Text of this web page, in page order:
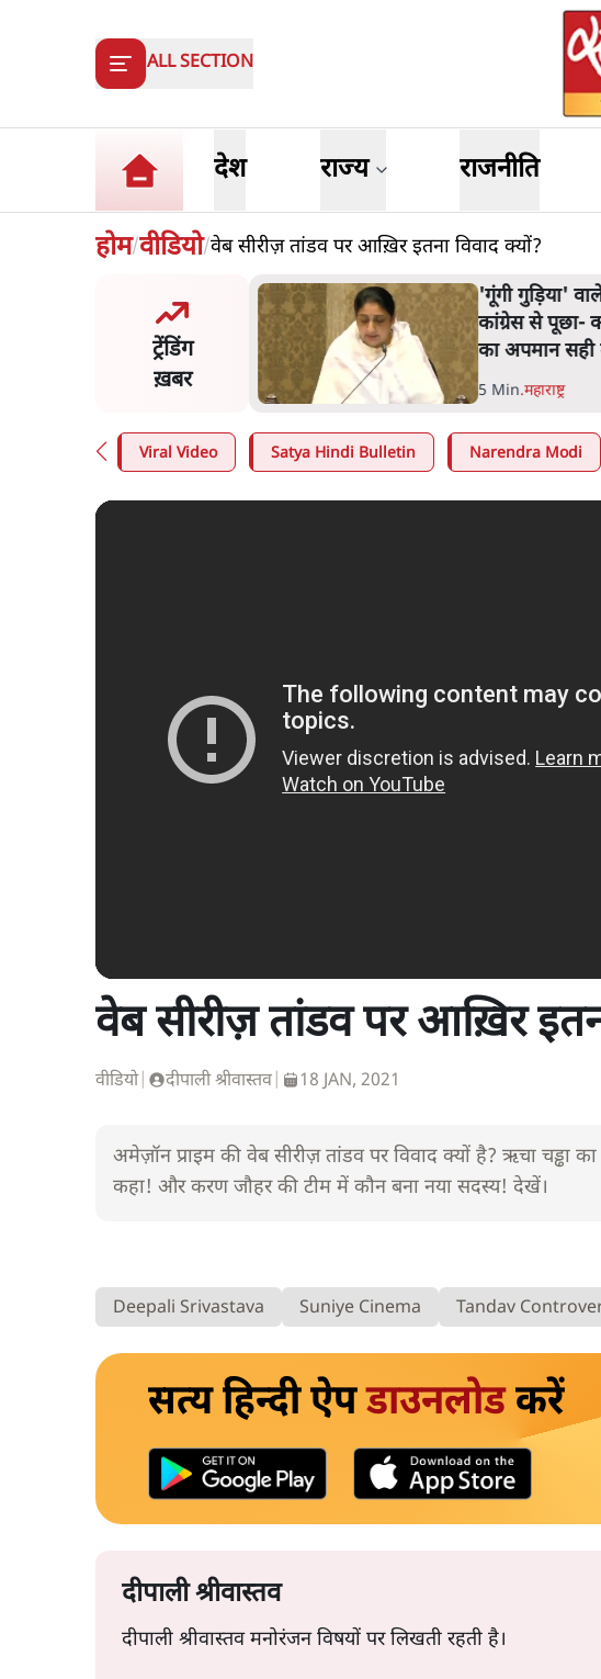
ALL SECTION
देश राज्य राजनीति
होम/वीडियो/वेब सीरीज़ तांडव पर आख़िर इतना विवाद क्यों?
ट्रेंडिंग
ख़बर
वाले तंज पर एनसीपी ने
से पूछा- क्या आप इंदिरा गांधी
संसदीय समिति-
ज़करबर्ग ने
मांगी
5 Min.देश
Viral Video Satya Hindi Bulletin Narendra Modi
वेब सीरीज़ तांडव पर आख़िर
वीडियो| दीपाली श्रीवास्तव| 18 JAN, 2021
अमेज़ॉन प्राइम की वेब सीरीज़ तांडव पर विवाद क्यों है? ऋचा चड्ढा
कहा! और करण जौहर की टीम में कौन बना नया सदस्य! देखें।
Deepali Srivastava Suniye Cinema Tandav
सत्य हिन्दी ऐपडाउनलोडकरें
दीपाली श्रीवास्तव
दीपाली श्रीवास्तव मनोरंजन विषयों पर लिखती रहती है।